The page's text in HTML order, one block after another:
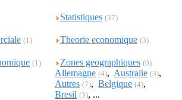
Statistiques (37)
(1) Theorie economique (3)
(1) Zones geographiques (0)
Allemagne (4), Australie (3),
Autres (7), Belgique (4),
Bresil (3), ...